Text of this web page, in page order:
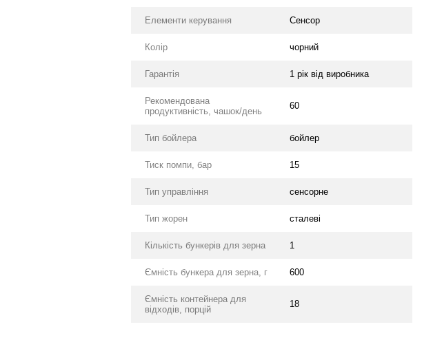
Елементи керування Сенсор
Колір чорний
Гарантія 1 рік від виробника
Рекомендована
продуктивність, чашок/день
60
Тип бойлера бойлер
Тиск помпи, бар 15
Тип управління сенсорне
Тип жорен сталеві
Кількість бункерів для зерна 1
Ємність бункера для зерна, г 600
Ємність контейнера для
відходів, порцій
18